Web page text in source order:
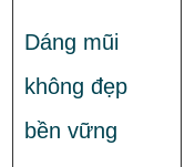
Dáng mũi
không đẹp
bền vững